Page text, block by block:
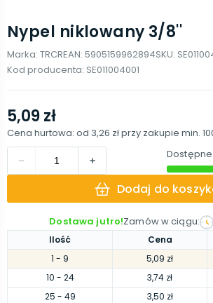
Nypel niklowany 3/8''
Marka: TRCREAN: 5905159962894SKU:
Kod producenta: SE011004001
Ilość Cena
1 - 9 5,09 zł
10 - 24 3,74 zł
25 - 49 3,50 zł
5,09 zł
Cena hurtowa: od 3,26 złprzy zakupie min.
Dodaj do
Dostawa jutro!Zamów w ciągu: